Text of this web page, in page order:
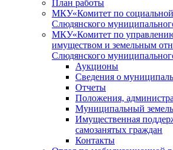
План работы
МКУ«Комитет по социальной
Слюдянского
МКУ«Комитет по
имуществом и земельным
Слюдянского
Аукционы
Сведения о
Отчеты
Положения,
Муниципальный
Имущественная
самозанятых граждан
Контакты